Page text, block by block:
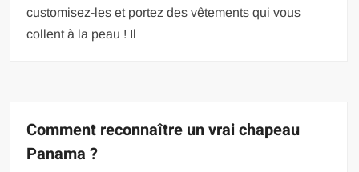
customisez-les et portez des vêtements qui vous
collent à la peau ! Il
Comment reconnaître un vrai chapeau
Panama ?